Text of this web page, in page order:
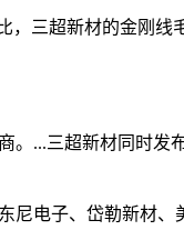
，三超新材的金刚线
...三超新材同时发
电子、岱勒新材、